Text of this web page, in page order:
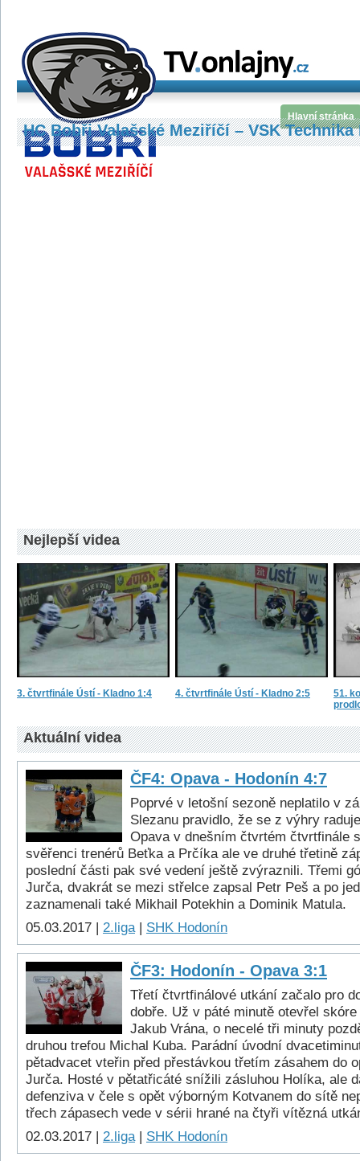
Hlavní stránka
HC Bobři Valašské Meziříčí – VSK Technika
Nejlepší videa
3. čtvrtfinále Ústí - Kladno 1:4 4. čtvrtfinále Ústí - Kladno 2:5
51.
Aktuální videa
ČF4: Opava - Hodonín 4:7
Poprvé v letošní sezoně neplatilo v
Slezanu pravidlo, že se z výhry
Opava v dnešním čtvrtém čtvrtfinále
svěřenci trenérů Beťka a Prčíka ale ve druhé třetině
poslední části pak své vedení ještě zvýraznili. Třemi
Jurča, dvakrát se mezi střelce zapsal Petr Peš a po
zaznamenali také Mikhail Potekhin a Dominik Matula.
05.03.2017 | 2.liga| SHK Hodonín
ČF3: Hodonín - Opava 3:1
Třetí čtvrtfinálové utkání začalo pro
dobře. Už v páté minutě otevřel
Jakub Vrána, o necelé tři minuty
druhou trefou Michal Kuba. Parádní úvodní
pětadvacet vteřin před přestávkou třetím zásahem do
Jurča. Hosté v pětatřicáté snížili zásluhou Holíka, ale
defenziva v čele s opět výborným Kotvanem do sítě
třech zápasech vede v sérii hrané na čtyři vítězná
02.03.2017 | 2.liga| SHK Hodonín